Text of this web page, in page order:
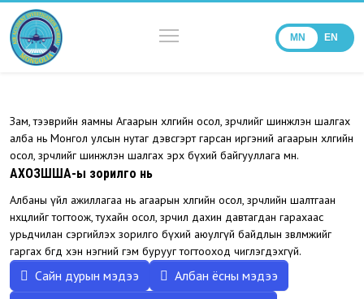
MN EN
Зам, тээврийн яамны Агаарын хөлгийн осол, зөрчлийг шинжлэн шалгах
алба нь Монгол улсын нутаг дэвсгэрт гарсан иргэний агаарын хөлгийн
осол, зөрчлийг шинжлэн шалгах эрх бүхий байгууллага мөн.
АХОЗШША-ы зорилго нь
Албаны үйл ажиллагаа нь агаарын хөлгийн осол, зөрчлийн шалтгаан
нөхцлийг тогтоож, тухайн осол, зөрчил дахин давтагдан гарахаас
урьдчилан сэргийлэх зорилго бүхий аюулгүй байдлын зөвлөмжийг
гаргах бөгөөд хэн нэгний гэм бурууг тогтооход чиглэгдэхгүй.
Сайн дурын мэдээ
Албан ёсны мэдээ